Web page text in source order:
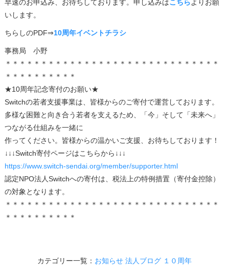
早速のお申込み、お待ちしております。申し込みはこちらよりお願
いします。
ちらしのPDF⇒10周年イベントチラシ
事務局 小野
＊＊＊＊＊＊＊＊＊＊＊＊＊＊＊＊＊＊＊＊＊＊＊＊＊＊＊＊＊＊
＊＊＊＊＊＊＊＊＊＊
★10周年記念寄付のお願い★
Switchの若者支援事業は、皆様からのご寄付で運営しております。
多様な困難と向き合う若者を支えるため、「今」そして「未来へ」
つながる仕組みを一緒に
作ってください。皆様からの温かいご支援、お待ちしております！
↓↓↓Switch寄付ページはこちらから↓↓↓
https://www.switch-sendai.org/member/supporter.html
認定NPO法人Switchへの寄付は、税法上の特例措置（寄付金控除）
の対象となります。
＊＊＊＊＊＊＊＊＊＊＊＊＊＊＊＊＊＊＊＊＊＊＊＊＊＊＊＊＊＊
＊＊＊＊＊＊＊＊＊＊
カテゴリー一覧： お知らせ 法人ブログ １０周年